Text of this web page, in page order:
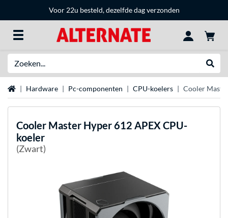
Voor 22u besteld, dezelfde dag verzonden
Home Hardware Pc-componenten CPU-koelers Cooler
Cooler Master Hyper 612 APEX CPU-
koeler
(Zwart)